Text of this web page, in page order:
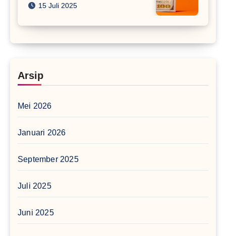
15 Juli 2025
Arsip
Mei 2026
Januari 2026
September 2025
Juli 2025
Juni 2025